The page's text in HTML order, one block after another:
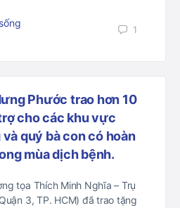
1
Phước trao hơn 10
cho các khu vực
quý bà con có hoàn
mùa dịch bệnh.
tọa Thích Minh Nghĩa – Trụ
3, TP. HCM) đã trao tặng